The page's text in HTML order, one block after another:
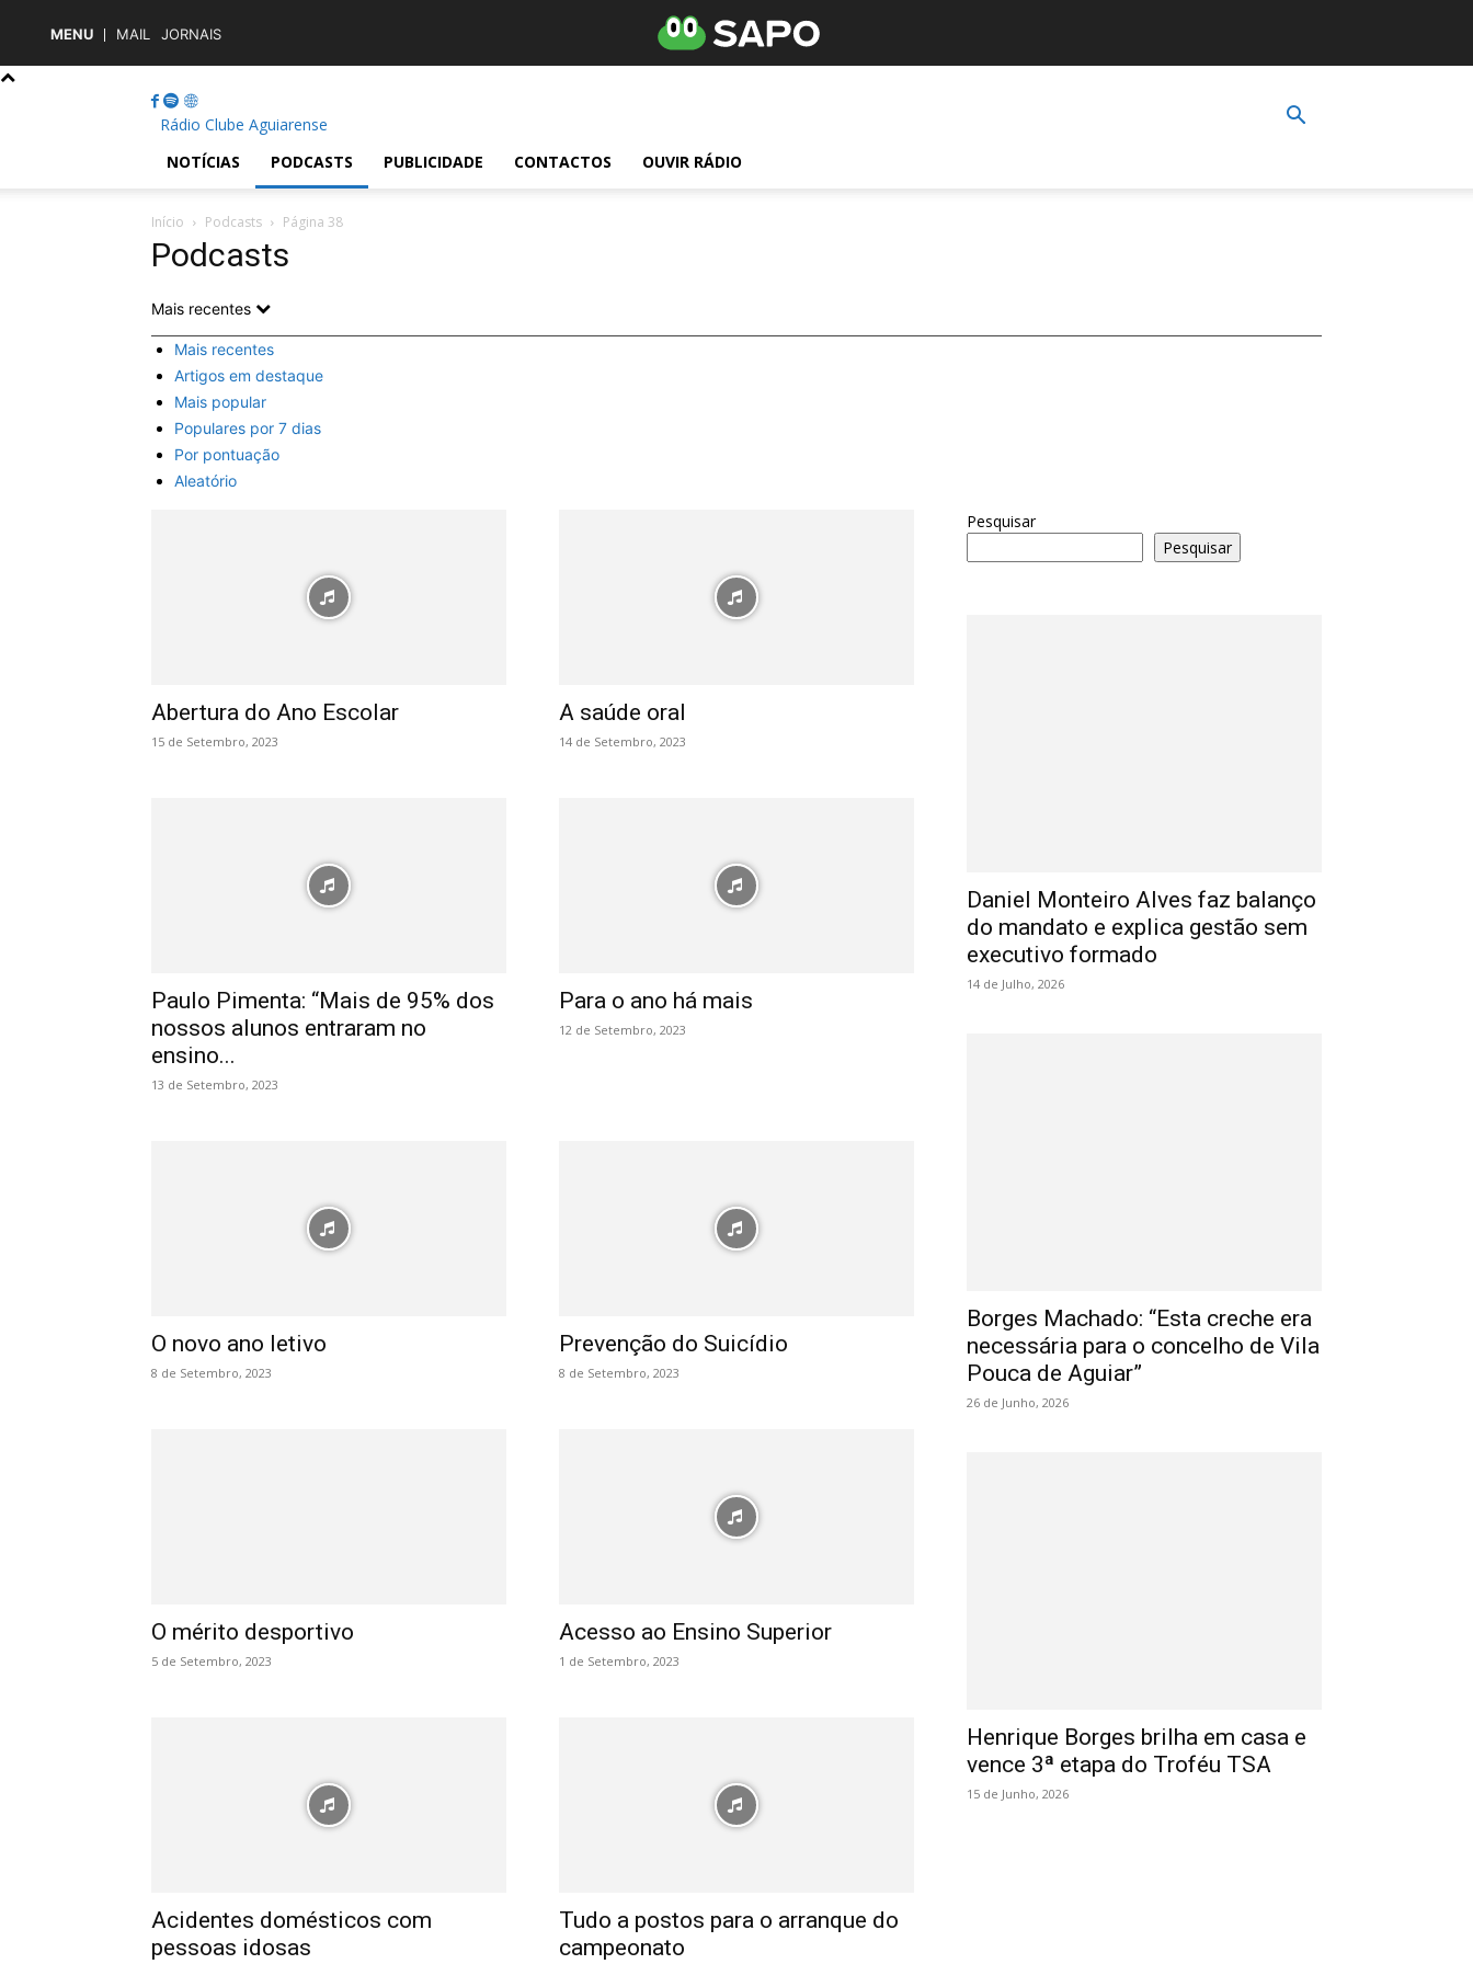
MENU MAIL JORNAIS
Rádio Clube Aguiarense
NOTÍCIAS
PODCASTS PUBLICIDADE CONTACTOS OUVIR RÁDIO
Início Podcasts Página 38
Podcasts
Mais recentes
Mais recentes
Artigos em destaque
Mais popular
Populares por 7 dias
Por pontuação
Aleatório
Abertura do Ano Escolar
15 de Setembro, 2023
A saúde oral
14 de Setembro, 2023
Paulo Pimenta: “Mais de 95% dos
nossos alunos entraram no
ensino...
13 de Setembro, 2023
Para o ano há mais
12 de Setembro, 2023
O novo ano letivo
8 de Setembro, 2023
Prevenção do Suicídio
8 de Setembro, 2023
O mérito desportivo
5 de Setembro, 2023
Acesso ao Ensino Superior
1 de Setembro, 2023
Acidentes domésticos com
pessoas idosas
Tudo a postos para o arranque do
campeonato
Pesquisar
Pesquisar
Daniel Monteiro Alves faz balanço
do mandato e explica gestão sem
executivo formado
14 de Julho, 2026
Borges Machado: “Esta creche era
necessária para o concelho de Vila
Pouca de Aguiar”
26 de Junho, 2026
Henrique Borges brilha em casa e
vence 3ª etapa do Troféu TSA
15 de Junho, 2026